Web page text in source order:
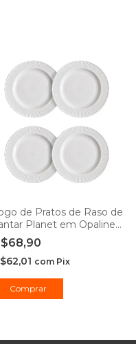
de Pratos de Raso de
Planet em Opaline
- Lehaví
com Pix
Comprar